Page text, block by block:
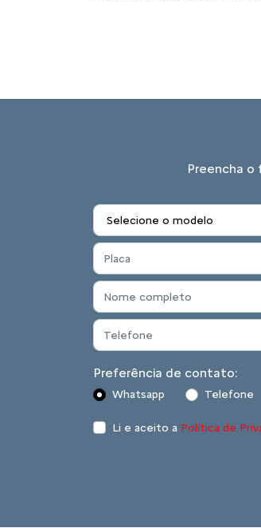
Preencha o
Preferência de contato:
Whatsapp Telefone
Li e aceito a Política de